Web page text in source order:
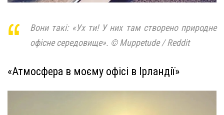
Вони такі: «Ух ти! У них там створено природне
офісне середовище». © Muppetude / Reddit
«Атмосфера в моєму офісі в Ірландії»